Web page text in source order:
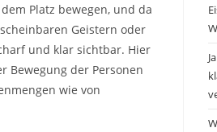
Platz bewegen, und da
Geistern oder
und klar sichtbar. Hier
Bewegung der Personen
wie von